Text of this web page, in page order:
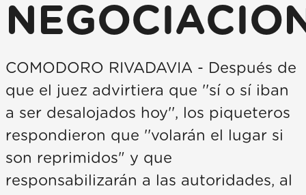
COMODORO RIVADAVIA - Después de
que el juez advirtiera que ''sí o sí iban
a ser desalojados hoy'', los piqueteros
respondieron que ''volarán el lugar si
son reprimidos" y que
responsabilizarán a las autoridades, al